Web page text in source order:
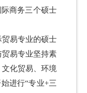
商务三个硕士
易专业的硕士
易专业坚持素
化贸易、环境
进行“专业+三